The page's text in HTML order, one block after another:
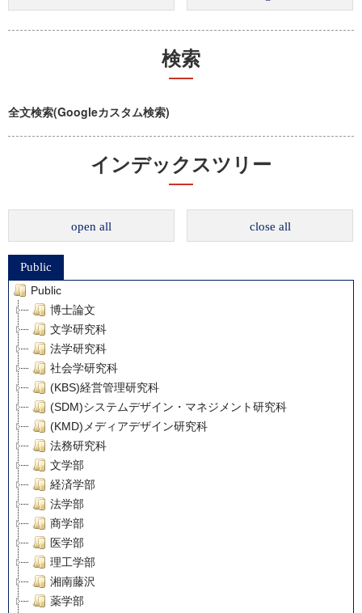
検索
全文検索(Googleカスタム検索)
インデックスツリー
open all close all
Public
Public
博士論文
文学研究科
法学研究科
社会学研究科
(KBS)経営管理研究科
(SDM)システムデザイン・マネジメント研究科
(KMD)メディアデザイン研究科
法務研究科
文学部
経済学部
法学部
商学部
医学部
理工学部
湘南藤沢
薬学部